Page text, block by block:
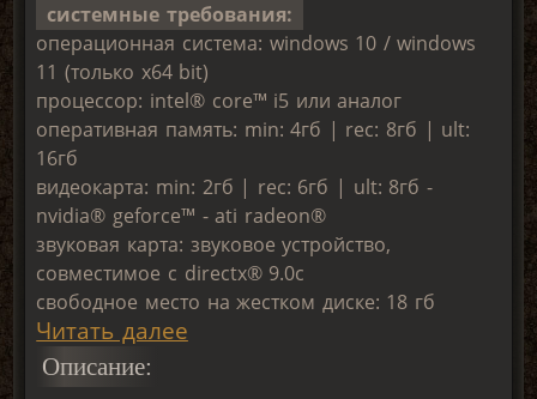
системные требования:
операционная система: windows 10 / windows
11 (только х64 bit)
процессор: intel® core™ i5 или аналог
оперативная память: min: 4гб | rec: 8гб | ult:
16гб
видеокарта: min: 2гб | rec: 6гб | ult: 8гб -
nvidia® geforce™ - ati radeon®
звуковая карта: звуковое устройство,
совместимое с directx® 9.0с
свободное место на жестком диске: 18 гб
Читать далее
Описание: